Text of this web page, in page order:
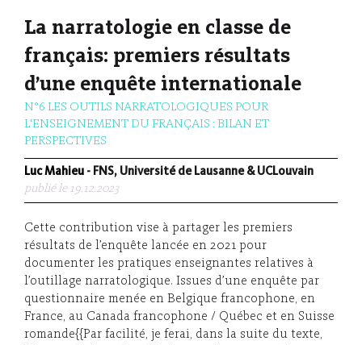
La narratologie en classe de
français: premiers résultats
d’une enquête internationale
N°6 LES OUTILS NARRATOLOGIQUES POUR
L'ENSEIGNEMENT DU FRANÇAIS : BILAN ET
PERSPECTIVES
Luc Mahieu - FNS, Université de Lausanne & UCLouvain
publié le 19.12.2023
Cette contribution vise à partager les premiers
résultats de l’enquête lancée en 2021 pour
documenter les pratiques enseignantes relatives à
l’outillage narratologique. Issues d’une enquête par
questionnaire menée en Belgique francophone, en
France, au Canada francophone / Québec et en Suisse
romande{{Par facilité, je ferai, dans la suite du texte,